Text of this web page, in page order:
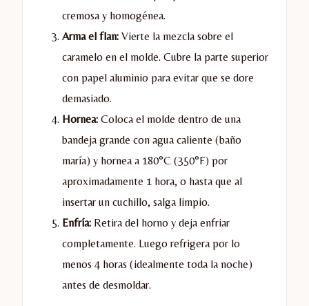
cremosa y homogénea.
Arma el flan:Vierte la mezcla sobre el
caramelo en el molde. Cubre la parte superior
con papel aluminio para evitar que se dore
demasiado.
Hornea:Coloca el molde dentro de una
bandeja grande con agua caliente (baño
maría) y hornea a 180°C (350°F) por
aproximadamente 1 hora, o hasta que al
insertar un cuchillo, salga limpio.
Enfría:Retira del horno y deja enfriar
completamente. Luego refrigera por lo
menos 4 horas (idealmente toda la noche)
antes de desmoldar.